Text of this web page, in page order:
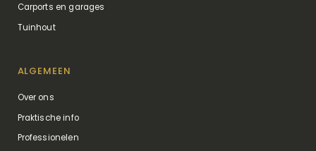
Carports en garages
Tuinhout
ALGEMEEN
Over ons
Praktische info
Professionelen